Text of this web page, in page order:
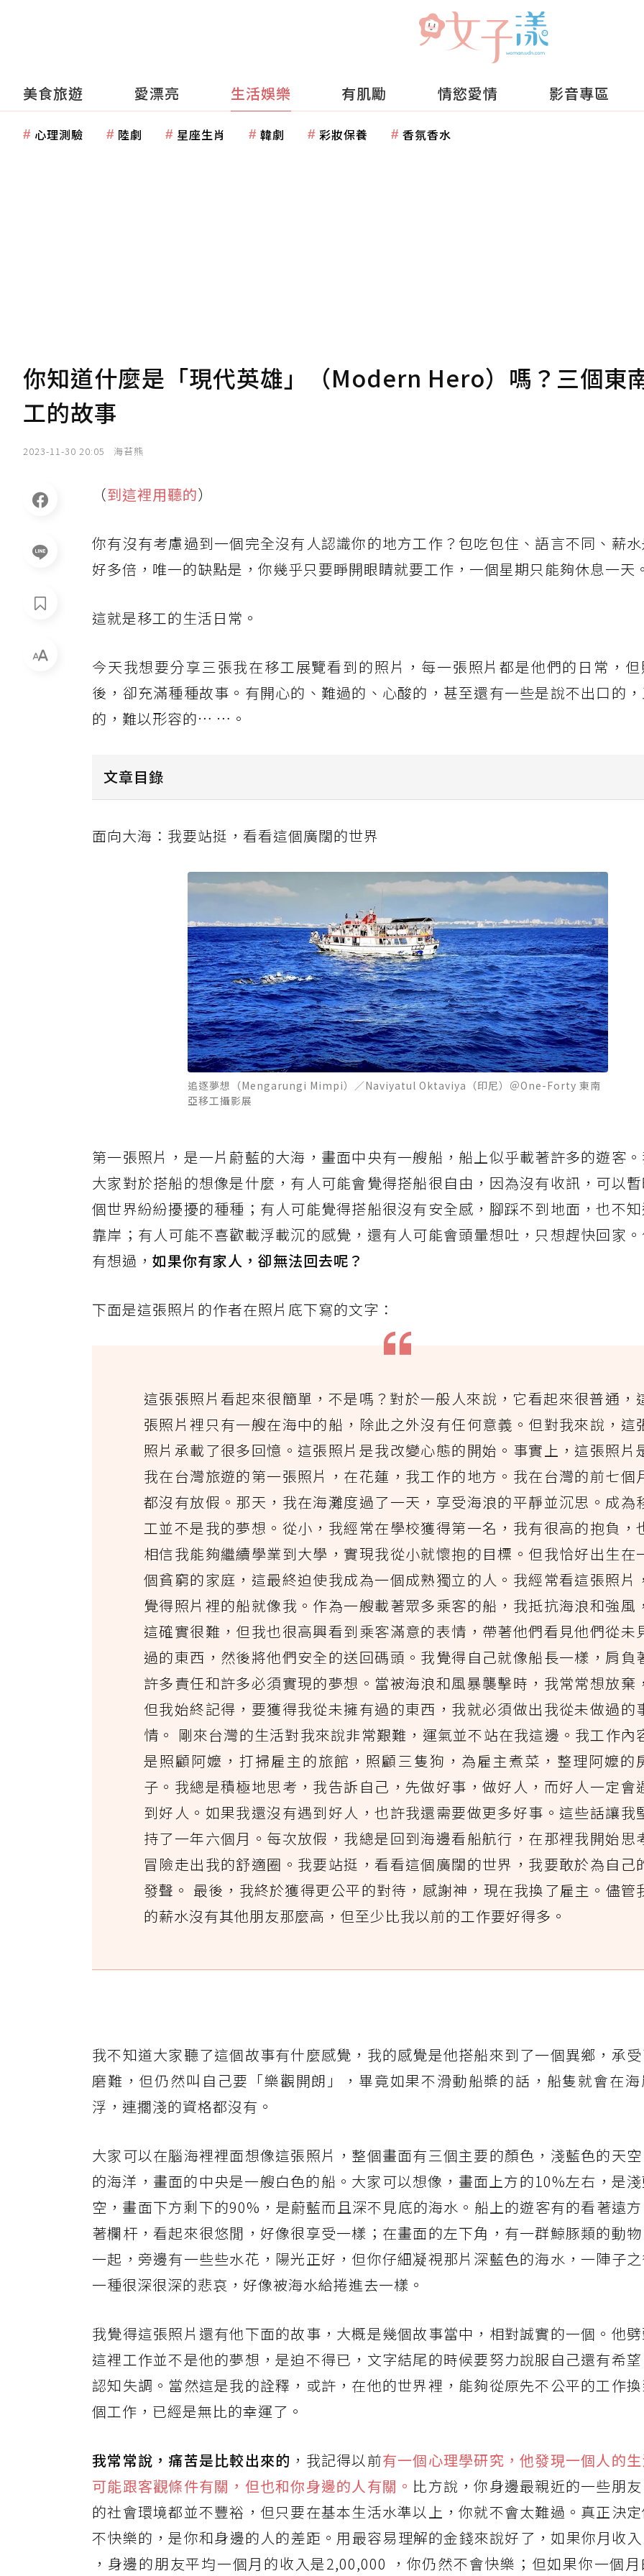
美食旅遊 愛漂亮 生活娛樂 有肌勵 情慾愛情 影音專區
心理測驗 陸劇 星座生肖 韓劇 彩妝保養 香氛香水
你知道什麼是「現代英雄」（Modern Hero）嗎？三個東
工的故事
2023-11-30 20:05 海苔熊
（到這裡用聽的）
你有沒有考慮過到一個完全沒有人認識你的地方工作？包吃包住、語言不同、薪
好多倍，唯一的缺點是，你幾乎只要睜開眼睛就要工作，一個星期只能夠休息一天。
這就是移工的生活日常。
今天我想要分享三張我在移工展覽看到的照片，每一張照片都是他們的日常，
後，卻充滿種種故事。有開心的、難過的、心酸的，甚至還有一些是說不出口的
的，難以形容的… …。
文章目錄
面向大海：我要站挺，看看這個廣闊的世界
追逐夢想（Mengarungi Mimpi）／Naviyatul Oktaviya（印尼）＠One-Forty 東南
亞移工攝影展
第一張照片，是一片蔚藍的大海，畫面中央有一艘船，船上似乎載著許多的遊客
大家對於搭船的想像是什麼，有人可能會覺得搭船很自由，因為沒有收訊，可以
個世界紛紛擾擾的種種；有人可能覺得搭船很沒有安全感，腳踩不到地面，也不
靠岸；有人可能不喜歡載浮載沉的感覺，還有人可能會頭暈想吐，只想趕快回家
有想過， 如果你有家人，卻無法回去呢？
下面是這張照片的作者在照片底下寫的文字：
這張張照片看起來很簡單，不是嗎？對於一般人來說，它看起來很普通，
張照片裡只有一艘在海中的船，除此之外沒有任何意義。但對我來說，這
照片承載了很多回憶。這張照片是我改變心態的開始。事實上，這張照片
我在台灣旅遊的第一張照片，在花蓮，我工作的地方。我在台灣的前七個
都沒有放假。那天，我在海灘度過了一天，享受海浪的平靜並沉思。成為
工並不是我的夢想。從小，我經常在學校獲得第一名，我有很高的抱負，
相信我能夠繼續學業到大學，實現我從小就懷抱的目標。但我恰好出生在
個貧窮的家庭，這最終迫使我成為一個成熟獨立的人。我經常看這張照片，
覺得照片裡的船就像我。作為一艘載著眾多乘客的船，我抵抗海浪和強風，
這確實很難，但我也很高興看到乘客滿意的表情，帶著他們看見他們從未
過的東西，然後將他們安全的送回碼頭。我覺得自己就像船長一樣，肩負
許多責任和許多必須實現的夢想。當被海浪和風暴襲擊時，我常常想放棄，
但我始終記得，要獲得我從未擁有過的東西，我就必須做出我從未做過的
情。 剛來台灣的生活對我來說非常艱難，運氣並不站在我這邊。我工作內
是照顧阿嬤，打掃雇主的旅館，照顧三隻狗，為雇主煮菜，整理阿嬤的
子。我總是積極地思考，我告訴自己，先做好事，做好人，而好人一定會
到好人。如果我還沒有遇到好人，也許我還需要做更多好事。這些話讓我
持了一年六個月。每次放假，我總是回到海邊看船航行，在那裡我開始思
冒險走出我的舒適圈。我要站挺，看看這個廣闊的世界，我要敢於為自己
發聲。 最後，我終於獲得更公平的對待，感謝神，現在我換了雇主。儘管
的薪水沒有其他朋友那麼高，但至少比我以前的工作要好得多。
我不知道大家聽了這個故事有什麼感覺，我的感覺是他搭船來到了一個異鄉，承
磨難，但仍然叫自己要「樂觀開朗」，畢竟如果不滑動船槳的話，船隻就會在
浮，連擱淺的資格都沒有。
大家可以在腦海裡裡面想像這張照片，整個畫面有三個主要的顏色，淺藍色的天
的海洋，畫面的中央是一艘白色的船。大家可以想像，畫面上方的10%左右，是
空，畫面下方剩下的90%，是蔚藍而且深不見底的海水。船上的遊客有的看著遠
著欄杆，看起來很悠閒，好像很享受一樣；在畫面的左下角，有一群鯨豚類的動
一起，旁邊有一些些水花，陽光正好，但你仔細凝視那片深藍色的海水，一陣子
一種很深很深的悲哀，好像被海水給捲進去一樣。
我覺得這張照片還有他下面的故事，大概是幾個故事當中，相對誠實的一個。他
這裡工作並不是他的夢想，是迫不得已，文字結尾的時候要努力說服自己還有希
認知失調。當然這是我的詮釋，或許，在他的世界裡，能夠從原先不公平的工作
個工作，已經是無比的幸運了。
我常常說，痛苦是比較出來的 ，我記得以前有一個心理學研究，他發現一個人的
可能跟客觀條件有關，但也和你身邊的人有關。 比方說，你身邊最親近的一些朋
的社會環境都並不豐裕，但只要在基本生活水準以上，你就不會太難過。真正決
不快樂的，是你和身邊的人的差距。用最容易理解的金錢來說好了，如果你月收
，身邊的朋友平均一個月的收入是2,00,000 ，你仍然不會快樂；但如果你一個